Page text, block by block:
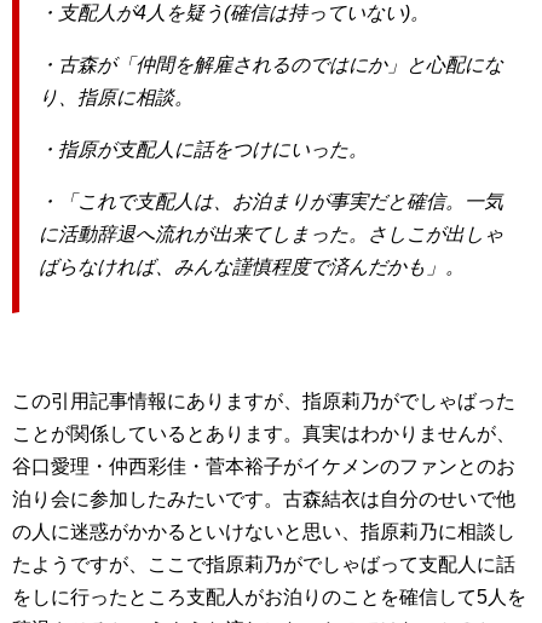
・支配人が4人を疑う(確信は持っていない)。
・古森が「仲間を解雇されるのではにか」と心配にな
り、指原に相談。
・指原が支配人に話をつけにいった。
・「これで支配人は、お泊まりが事実だと確信。一気
に活動辞退へ流れが出来てしまった。さしこが出しゃ
ばらなければ、みんな謹慎程度で済んだかも」。
この引用記事情報にありますが、指原莉乃がでしゃばった
ことが関係しているとあります。真実はわかりませんが、
谷口愛理・仲西彩佳・菅本裕子がイケメンのファンとのお
泊り会に参加したみたいです。古森結衣は自分のせいで他
の人に迷惑がかかるといけないと思い、指原莉乃に相談し
たようですが、ここで指原莉乃がでしゃばって支配人に話
をしに行ったところ支配人がお泊りのことを確信して5人を